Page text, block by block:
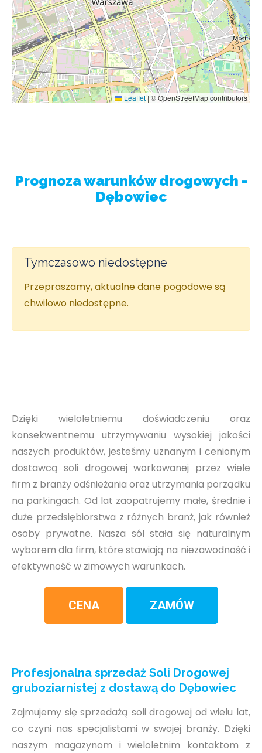
Leaflet | © OpenStreetMap contributors
Prognoza warunków drogowych -
Dębowiec
Tymczasowo niedostępne
Przepraszamy, aktualne dane pogodowe są
chwilowo niedostępne.
Dzięki wieloletniemu doświadczeniu oraz
konsekwentnemu utrzymywaniu wysokiej jakości
naszych produktów, jesteśmy uznanym i cenionym
dostawcą soli drogowej workowanej przez wiele
firm z branży odśnieżania oraz utrzymania porządku
na parkingach. Od lat zaopatrujemy małe, średnie i
duże przedsiębiorstwa z różnych branż, jak również
osoby prywatne. Nasza sól stała się naturalnym
wyborem dla firm, które stawiają na niezawodność i
efektywność w zimowych warunkach.
CENA ZAMÓW
Profesjonalna sprzedaż Soli Drogowej
gruboziarnistej z dostawą do Dębowiec
Zajmujemy się sprzedażą soli drogowej od wielu lat,
co czyni nas specjalistami w swojej branży. Dzięki
naszym magazynom i wieloletnim kontaktom z